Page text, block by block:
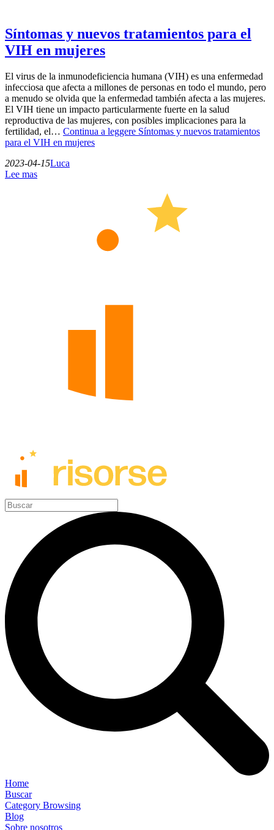
Síntomas y nuevos tratamientos para el
VIH en mujeres
El virus de la inmunodeficiencia humana (VIH) es una enfermedad
infecciosa que afecta a millones de personas en todo el mundo, pero
a menudo se olvida que la enfermedad también afecta a las mujeres.
El VIH tiene un impacto particularmente fuerte en la salud
reproductiva de las mujeres, con posibles implicaciones para la
fertilidad, el… Continua a leggere Síntomas y nuevos tratamientos
para el VIH en mujeres
2023-04-15Luca
Lee mas
Home
Buscar
Category Browsing
Blog
Sobre nosotros